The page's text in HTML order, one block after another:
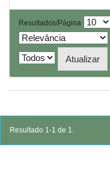
Resultados/Página
Resultado 1-1 de 1.